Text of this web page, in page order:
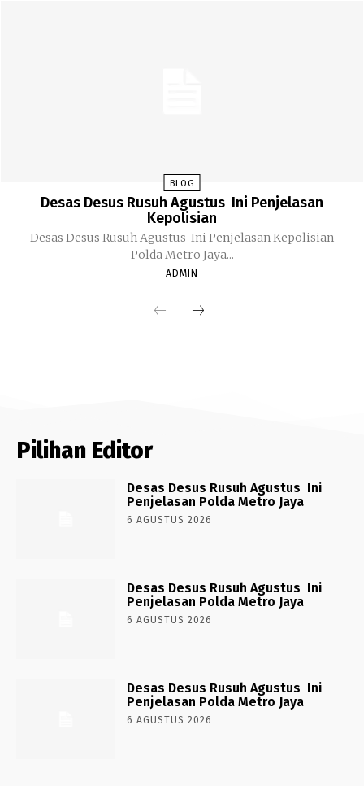
BLOG
Desas Desus Rusuh Agustus Ini Penjelasan
Kepolisian
Desas Desus Rusuh Agustus Ini Penjelasan Kepolisian
Polda Metro Jaya...
ADMIN
Pilihan Editor
Desas Desus Rusuh Agustus Ini
Penjelasan Polda Metro Jaya
6 AGUSTUS 2026
Desas Desus Rusuh Agustus Ini
Penjelasan Polda Metro Jaya
6 AGUSTUS 2026
Desas Desus Rusuh Agustus Ini
Penjelasan Polda Metro Jaya
6 AGUSTUS 2026